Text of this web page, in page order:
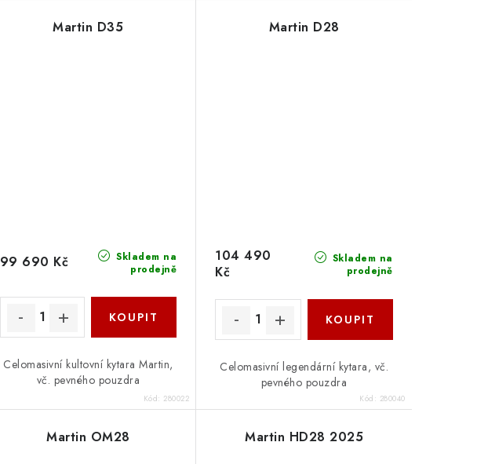
Martin D35
Skladem na
prodejně
99 690 Kč
Celomasivní kultovní kytara Martin,
vč. pevného pouzdra
Kód: 280022
Martin D28
Skladem na
prodejně
104 490
Kč
Celomasivní legendární kytara, vč.
pevného pouzdra
Kód: 280040
Martin OM28 Martin HD28 2025